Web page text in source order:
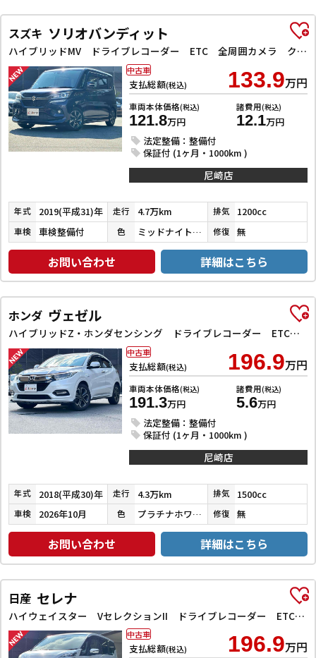
スズキ ソリオバンディット
ハイブリッドMV ドライブレコーダー ETC 全周囲カメラ クリアランスソナー オートクルーズコントロール レーンアシスト 衝突被害軽減システム 両側スライド・片側電動 LEDヘッドランプ スマートキー
支払総額(税込) 133.9万円
車両本体価格(税込)
121.8万円
諸費用(税込)
12.1万円
法定整備：整備付
保証付 (1ヶ月・1000km )
中古車
尼崎店
年式 2019(平成31)年 走行 4.7万km 排気 1200cc
車検 車検整備付 色 ミッドナイトバイオレットメタリック 修復 無
お問い合わせ 詳細はこちら
ホンダ ヴェゼル
ハイブリッドZ・ホンダセンシング ドライブレコーダー ETC バックカメラ オートクルーズコントロール レーンアシスト 衝突被害軽減システム ナビ TV オートライト LEDヘッドランプ アルミホイール スマートキー 電動格納ミラー
支払総額(税込) 196.9万円
車両本体価格(税込)
191.3万円
諸費用(税込)
5.6万円
法定整備：整備付
保証付 (1ヶ月・1000km )
中古車
尼崎店
年式 2018(平成30)年 走行 4.3万km 排気 1500cc
車検 2026年10月 色 プラチナホワイトパール 修復 無
お問い合わせ 詳細はこちら
日産 セレナ
ハイウェイスター VセレクションII ドライブレコーダー ETC バックカメラ サイドカメラ ナビ TV クリアランスソナー オートクルーズコントロール パークアシスト 衝突被害軽減システム 両側電動スライドドア オートライト
支払総額(税込) 196.9万円
中古車